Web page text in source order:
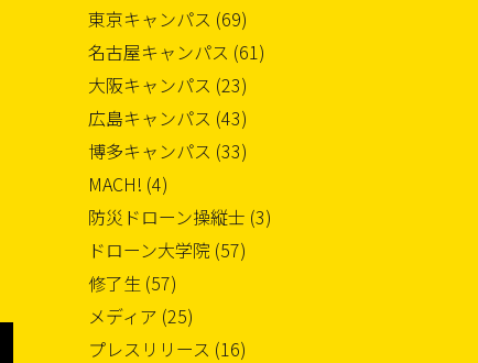
東京キャンパス (69)
名古屋キャンパス (61)
大阪キャンパス (23)
広島キャンパス (43)
博多キャンパス (33)
MACH! (4)
防災ドローン操縦士 (3)
ドローン大学院 (57)
修了生 (57)
メディア (25)
プレスリリース (16)